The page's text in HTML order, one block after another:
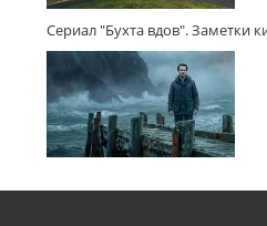
Сериал "Бухта вдов". Заметки